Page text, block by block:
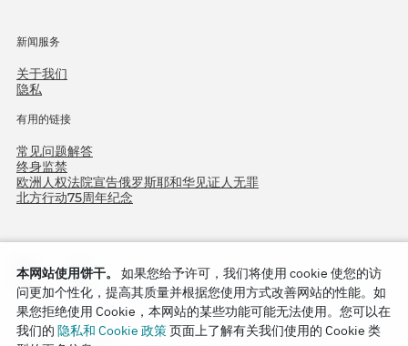
新闻服务
关于我们
隐私
有用的链接
常见问题解答
终身监禁
欧洲人权法院宣告俄罗斯耶和华见证人无罪
北方行动75周年纪念
本网站使用饼干。
如果您给予许可，我们将使用 cookie 使您的访
问更加个性化，提高其质量并根据您使用方式改善网站的性能。如
果您拒绝使用 Cookie，本网站的某些功能可能无法使用。您可以在
我们的 隐私和 Cookie 政策页面上了解有关我们使用的 Cookie 类